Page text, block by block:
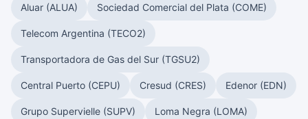
Aluar (ALUA) Sociedad Comercial del Plata (COME)
Telecom Argentina (TECO2)
Transportadora de Gas del Sur (TGSU2)
Central Puerto (CEPU) Cresud (CRES) Edenor (EDN)
Grupo Supervielle (SUPV) Loma Negra (LOMA)